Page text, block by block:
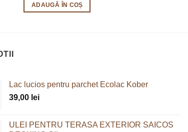
ADAUGĂ ÎN COȘ
Lac lucios pentru parchet Ecolac Kober
39,00 lei
ULEI PENTRU TERASA EXTERIOR SAICOS